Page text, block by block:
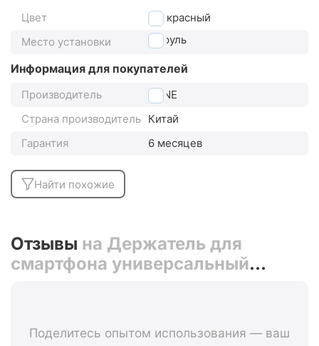
Цвет
красный
Место установки
на руль
Информация для покупателей
Производитель
BONE
Страна производитель Китай
Гарантия
6 месяцев
Найти похожие
Отзывы на Держатель для
смартфона универсальный
Поделитесь опытом использования — ваш